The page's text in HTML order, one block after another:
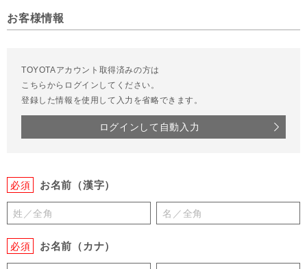
お客様情報
TOYOTAアカウント取得済みの方は
こちらからログインしてください。
登録した情報を使用して入力を省略できます。
ログインして自動入力
必須 お名前（漢字）
必須 お名前（カナ）